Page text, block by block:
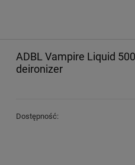
ADBL Vampire Liquid
deironizer
Dostępność: